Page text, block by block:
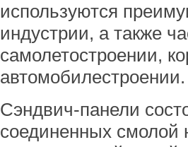
используются
индустрии, а также
самолетостроении,
автомобилестроении.
Сэндвич-панели
соединенных смолой